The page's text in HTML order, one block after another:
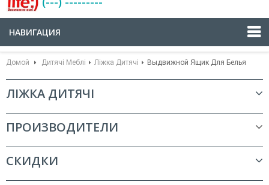
НАВИГАЦИЯ
Домой Дитячі Меблі Ліжка Дитячі Выдвижной Ящик Для Белья
ЛІЖКА ДИТЯЧІ
ПРОИЗВОДИТЕЛИ
СКИДКИ